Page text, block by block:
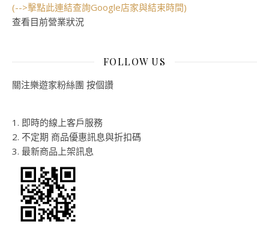
(-->擊點此連結查詢Google店家與結束時間)
查看目前營業狀況
FOLLOW US
關注樂遊家粉絲團 按個讚
1. 即時的線上客戶服務
2. 不定期 商品優惠訊息與折扣碼
3. 最新商品上架訊息